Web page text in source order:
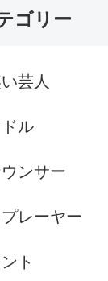
ゴリー
芸人
ル
ンサー
レーヤー
ト